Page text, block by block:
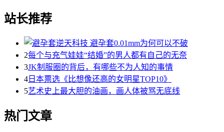
站长推荐
2每个与充气娃娃“结婚”的男人都有自己的无奈
3JK制服圈的背后，有哪些不为人知的事情
4 日本票选《比想像还高的女明星TOP10》
5艺术史上最大胆的油画，画人体被骂无底线
热门文章